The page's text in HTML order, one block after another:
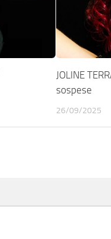
JOLINE
sospese
26/09/2025